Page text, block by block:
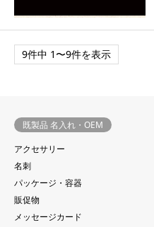
9件中 1〜9件を表示
既製品 名入れ・OEM
アクセサリー
名刺
パッケージ・容器
販促物
メッセージカード